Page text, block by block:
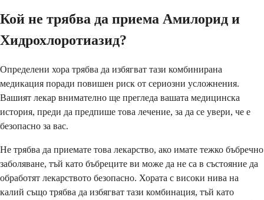
Кой не трябва да приема Амилорид и
Хидрохлоротиазид?
Определени хора трябва да избягват тази комбинирана
медикация поради повишен риск от сериозни усложнения.
Вашият лекар внимателно ще прегледа вашата медицинска
история, преди да предпише това лечение, за да се увери, че е
безопасно за вас.
Не трябва да приемате това лекарство, ако имате тежко бъбречно
заболяване, тъй като бъбреците ви може да не са в състояние да
обработят лекарството безопасно. Хората с високи нива на
калий също трябва да избягват тази комбинация, тъй като